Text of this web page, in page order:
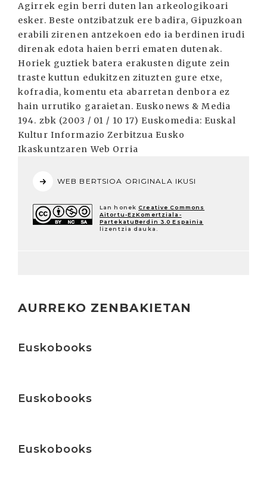
Agirrek egin berri duten lan arkeologikoari
esker. Beste ontzibatzuk ere badira, Gipuzkoan
erabili zirenen antzekoen edo ia berdinen irudi
direnak edota haien berri ematen dutenak.
Horiek guztiek batera erakusten digute zein
traste kuttun edukitzen zituzten gure etxe,
kofradia, komentu eta abarretan denbora ez
hain urrutiko garaietan. Euskonews & Media
194. zbk (2003 / 01 / 10 17) Euskomedia: Euskal
Kultur Informazio Zerbitzua Eusko
Ikaskuntzaren Web Orria
WEB BERTSIOA ORIGINALA IKUSI
Lan honek Creative Commons
Aitortu-EzKomertziala-
PartekatuBerdin 3.0 Espainia
lizentzia dauka.
AURREKO ZENBAKIETAN
Euskobooks
Euskobooks
Euskobooks